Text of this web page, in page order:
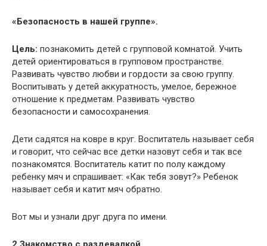
«Безопасность в нашей группе».
Цель: познакомить детей с групповой комнатой. Учить
детей ориентироваться в групповом пространстве.
Развивать чувство любви и гордости за свою группу.
Воспитывать у детей аккуратность, умелое, бережное
отношение к предметам. Развивать чувство
безопасности и самосохранения.
Дети садятся на ковре в круг. Воспитатель называет себя
и говорит, что сейчас все детки назовут себя и так все
познакомятся. Воспитатель катит по полу каждому
ребенку мяч и спрашивает: «Как тебя зовут?» Ребенок
называет себя и катит мяч обратно.
Вот мы и узнали друг друга по имени.